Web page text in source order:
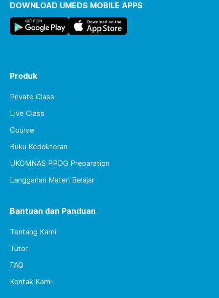
DOWNLOAD UMEDS MOBILE APPS
Produk
Private Class
Live Class
Course
Buku Kedokteran
UKOMNAS PPDG Preparation
Langganan Materi Belajar
Bantuan dan Panduan
Tentang Kami
Tutor
FAQ
Kontak Kami